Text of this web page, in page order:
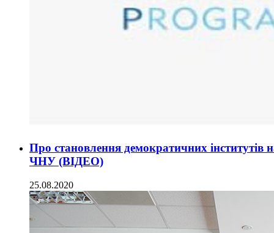
Про становлення демократичних інститутів
ЧНУ (ВІДЕО)
25.08.2020